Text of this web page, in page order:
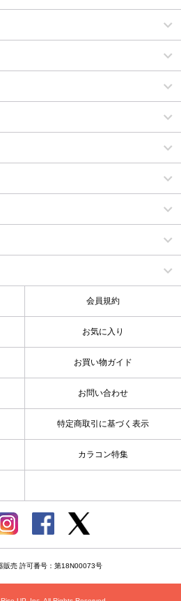
会員規約
お気に入り
お買い物ガイド
お問い合わせ
特定商取引に基づく表示
カラコン特集
販売 許可番号：第18N00073号